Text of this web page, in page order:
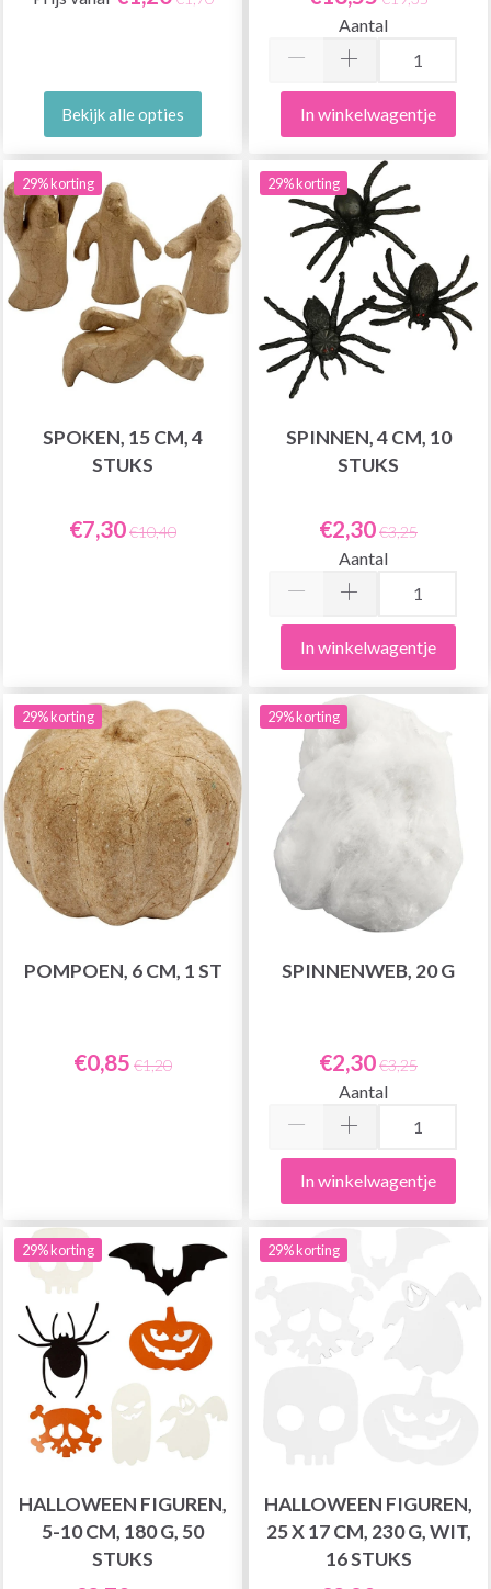
Bekijk alle opties
Aantal
In winkelwagentje
29% korting
SPOKEN, 15 CM, 4
STUKS
€7,30€10,40
29% korting
SPINNEN, 4 CM, 10
STUKS
€2,30€3,25
Aantal
In winkelwagentje
29% korting
POMPOEN, 6 CM, 1 ST
€0,85 €1,20
29% korting
SPINNENWEB, 20 G
€2,30€3,25
Aantal
In winkelwagentje
29% korting
HALLOWEEN FIGUREN,
5-10 CM, 180 G, 50
STUKS
29% korting
HALLOWEEN FIGUREN,
25 X 17 CM, 230 G, WIT,
16 STUKS